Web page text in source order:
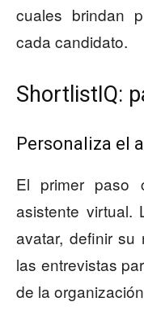
cuales brindan
cada candidato.
ShortlistIQ:
Personaliza el
El primer paso
asistente virtual.
avatar, definir su
las entrevistas
de la